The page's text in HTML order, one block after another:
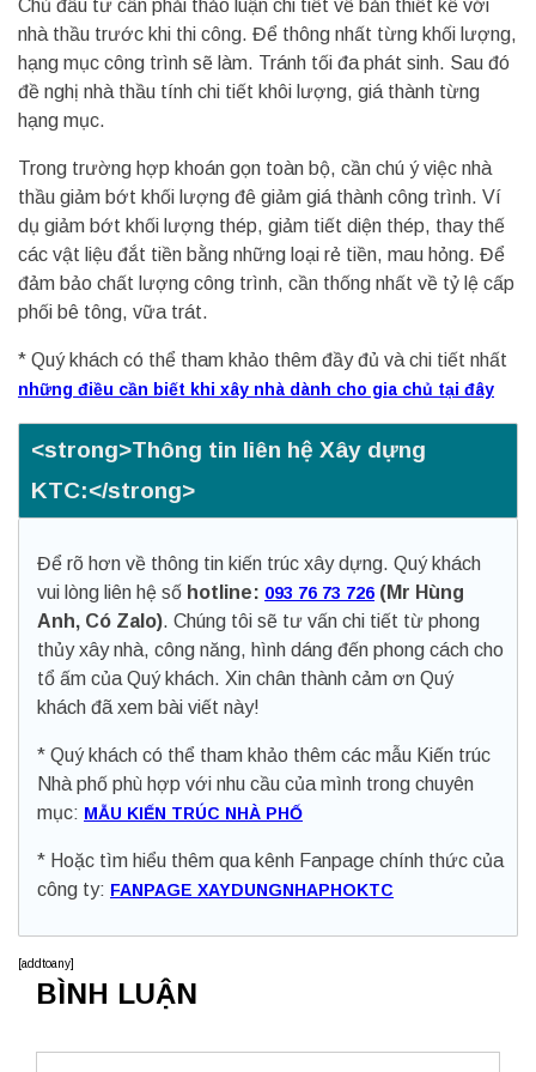
Chủ đầu tư cần phải thảo luận chi tiết về bản thiết kế với
nhà thầu trước khi thi công. Để thông nhất từng khối lượng,
hạng mục công trình sẽ làm. Tránh tối đa phát sinh. Sau đó
đề nghị nhà thầu tính chi tiết khôi lượng, giá thành từng
hạng mục.
Trong trường hợp khoán gọn toàn bộ, cần chú ý việc nhà
thầu giảm bớt khối lượng đê giảm giá thành công trình. Ví
dụ giảm bớt khối lượng thép, giảm tiết diện thép, thay thế
các vật liệu đắt tiền bằng những loại rẻ tiền, mau hỏng. Để
đảm bảo chất lượng công trình, cần thống nhất về tỷ lệ cấp
phối bê tông, vữa trát.
* Quý khách có thể tham khảo thêm đầy đủ và chi tiết nhất
những điều cần biết khi xây nhà dành cho gia chủ tại đây
<strong>Thông tin liên hệ Xây dựng
KTC:</strong>
Để rõ hơn về thông tin kiến trúc xây dựng. Quý khách
vui lòng liên hệ số hotline: 093 76 73 726 (Mr Hùng
Anh, Có Zalo). Chúng tôi sẽ tư vấn chi tiết từ phong
thủy xây nhà, công năng, hình dáng đến phong cách cho
tổ ấm của Quý khách. Xin chân thành cảm ơn Quý
khách đã xem bài viết này!
* Quý khách có thể tham khảo thêm các mẫu Kiến trúc
Nhà phố phù hợp với nhu cầu của mình trong chuyên
mục: MẪU KIẾN TRÚC NHÀ PHỐ
* Hoặc tìm hiểu thêm qua kênh Fanpage chính thức của
công ty: FANPAGE XAYDUNGNHAPHOKTC
[addtoany]
BÌNH LUẬN